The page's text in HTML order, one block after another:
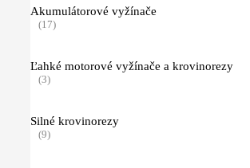
Akumulátorové vyžínače
(17)
Ľahké motorové vyžínače a krovinorezy
(3)
Silné krovinorezy
(9)